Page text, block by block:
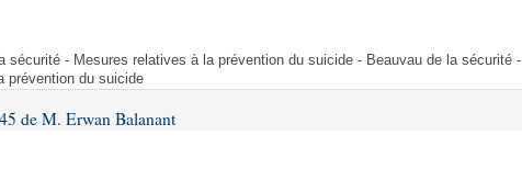
sécurité - Mesures relatives à la prévention du suicide - Beauvau de la sécurité -
prévention du suicide
de M. Erwan Balanant